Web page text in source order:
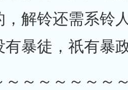
，解铃还需系铃
有暴徒，祇有暴
～～～～～～～